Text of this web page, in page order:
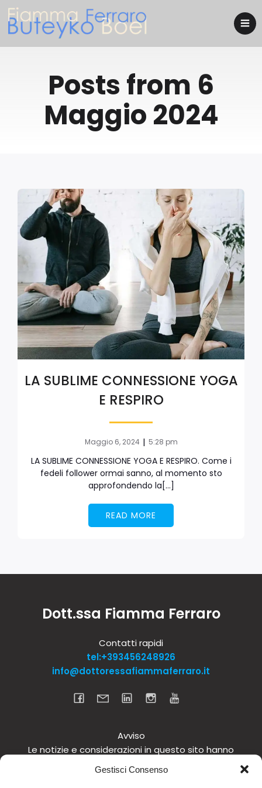
Gestisci Consenso
Posts from 6
Maggio 2024
LA SUBLIME CONNESSIONE YOGA
E RESPIRO
Maggio 6, 2024 | 5:28 pm
LA SUBLIME CONNESSIONE YOGA E RESPIRO. Come i
fedeli follower ormai sanno, al momento sto
approfondendo la[…]
READ MORE
Dott.ssa Fiamma Ferraro
Contatti rapidi
tel:+393456248926
info@dottoressafiammaferraro.it
Avviso
Le notizie e considerazioni in questo sito hanno
carattere informativo generale e non intendono in